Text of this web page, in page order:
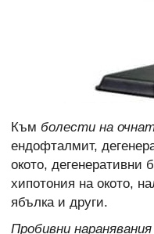
Към болести на
ендофталмит,
окото, дегенеративни
хипотония на окото,
ябълка и други.
Пробивни